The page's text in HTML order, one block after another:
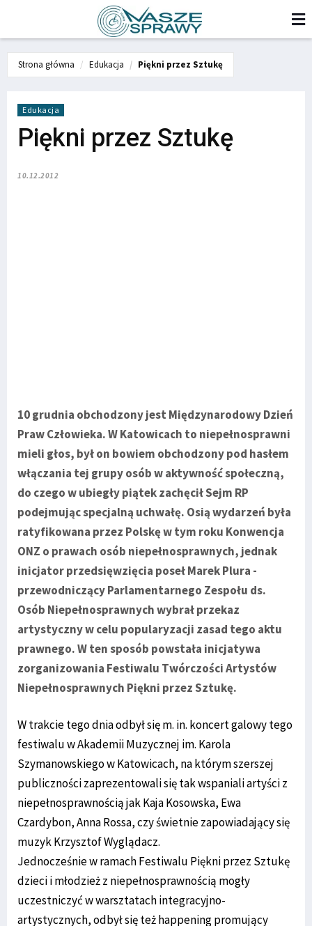
Strona główna Edukacja Piękni przez Sztukę
Edukacja
Piękni przez Sztukę
10.12.2012
10 grudnia obchodzony jest Międzynarodowy Dzień
Praw Człowieka. W Katowicach to niepełnosprawni
mieli głos, był on bowiem obchodzony pod hasłem
włączania tej grupy osób w aktywność społeczną,
do czego w ubiegły piątek zachęcił Sejm RP
podejmując specjalną uchwałę. Osią wydarzeń była
ratyfikowana przez Polskę w tym roku Konwencja
ONZ o prawach osób niepełnosprawnych, jednak
inicjator przedsięwzięcia poseł Marek Plura -
przewodniczący Parlamentarnego Zespołu ds.
Osób Niepełnosprawnych wybrał przekaz
artystyczny w celu popularyzacji zasad tego aktu
prawnego. W ten sposób powstała inicjatywa
zorganizowania Festiwalu Twórczości Artystów
Niepełnosprawnych Piękni przez Sztukę.
W trakcie tego dnia odbył się m. in. koncert galowy tego
festiwalu w Akademii Muzycznej im. Karola
Szymanowskiego w Katowicach, na którym szerszej
publiczności zaprezentowali się tak wspaniali artyści z
niepełnosprawnością jak Kaja Kosowska, Ewa
Czardybon, Anna Rossa, czy świetnie zapowiadający się
muzyk Krzysztof Wyglądacz.
Jednocześnie w ramach Festiwalu Piękni przez Sztukę
dzieci i młodzież z niepełnosprawnością mogły
uczestniczyć w warsztatach integracyjno-
artystycznych, odbył się też happening promujący